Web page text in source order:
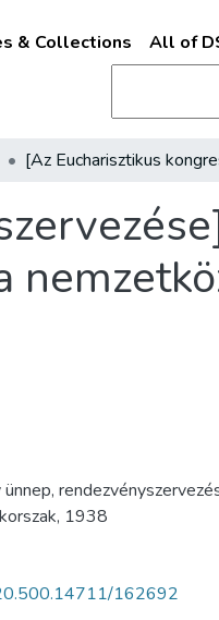
& Collections All of
,
, 1938
162692